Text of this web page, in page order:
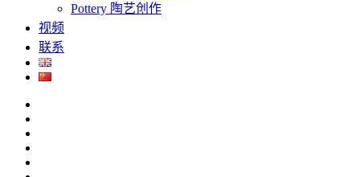
Pottery 陶艺创作
视频
联系